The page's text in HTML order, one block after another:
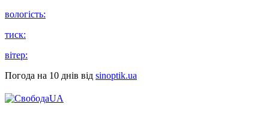
вологість:
тиск:
вітер:
Погода на 10 днів від sinoptik.ua